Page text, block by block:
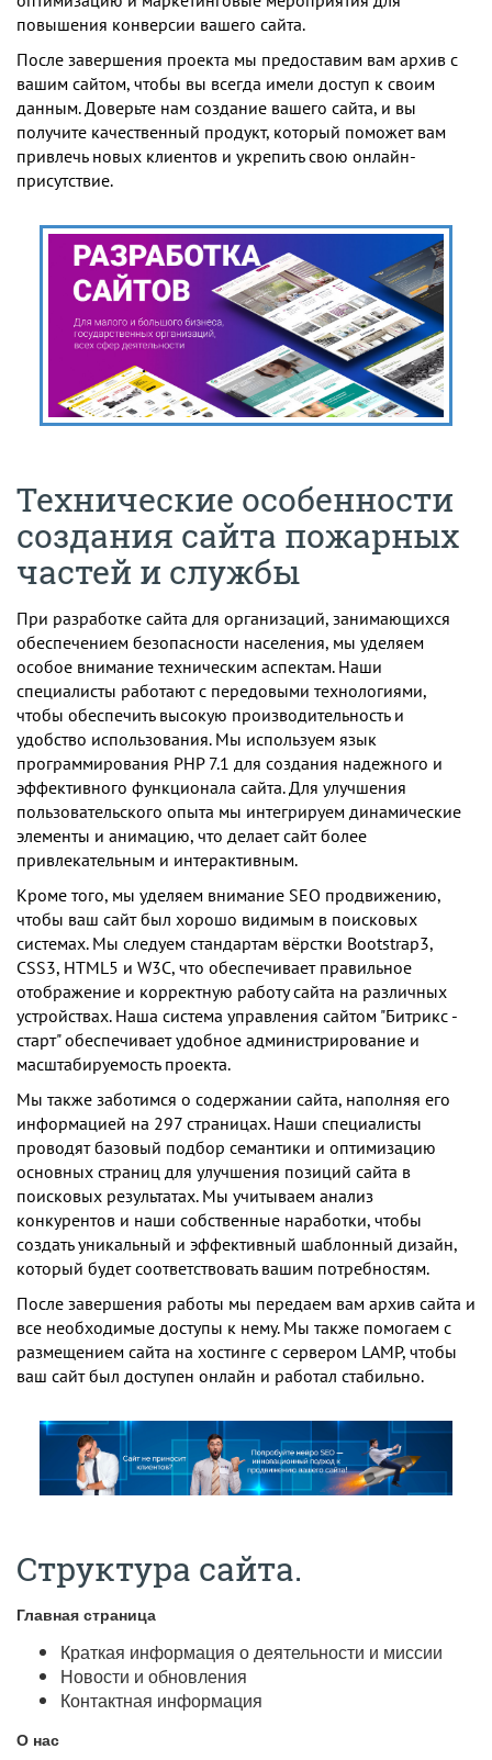
повышения конверсии вашего сайта.
После завершения проекта мы предоставим вам архив с
вашим сайтом, чтобы вы всегда имели доступ к своим
данным. Доверьте нам создание вашего сайта, и вы
получите качественный продукт, который поможет вам
привлечь новых клиентов и укрепить свою онлайн-
присутствие.
Технические особенности
создания сайта пожарных
частей и службы
При разработке сайта для организаций, занимающихся
обеспечением безопасности населения, мы уделяем
особое внимание техническим аспектам. Наши
специалисты работают с передовыми технологиями,
чтобы обеспечить высокую производительность и
удобство использования. Мы используем язык
программирования PHP 7.1 для создания надежного и
эффективного функционала сайта. Для улучшения
пользовательского опыта мы интегрируем динамические
элементы и анимацию, что делает сайт более
привлекательным и интерактивным.
Кроме того, мы уделяем внимание SEO продвижению,
чтобы ваш сайт был хорошо видимым в поисковых
системах. Мы следуем стандартам вёрстки Bootstrap3,
CSS3, HTML5 и W3C, что обеспечивает правильное
отображение и корректную работу сайта на различных
устройствах. Наша система управления сайтом "Битрикс -
старт" обеспечивает удобное администрирование и
масштабируемость проекта.
Мы также заботимся о содержании сайта, наполняя его
информацией на 297 страницах. Наши специалисты
проводят базовый подбор семантики и оптимизацию
основных страниц для улучшения позиций сайта в
поисковых результатах. Мы учитываем анализ
конкурентов и наши собственные наработки, чтобы
создать уникальный и эффективный шаблонный дизайн,
который будет соответствовать вашим потребностям.
После завершения работы мы передаем вам архив сайта и
все необходимые доступы к нему. Мы также помогаем с
размещением сайта на хостинге с сервером LAMP, чтобы
ваш сайт был доступен онлайн и работал стабильно.
Структура сайта.
Главная страница
Краткая информация о деятельности и миссии
Новости и обновления
Контактная информация
О нас